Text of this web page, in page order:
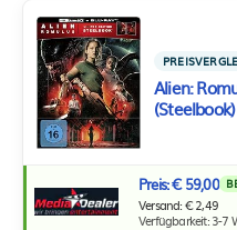
Alien:
(Steelbook)
Preis: € 59,00
Versand: € 2,49
Verfügbarkeit: 3-7